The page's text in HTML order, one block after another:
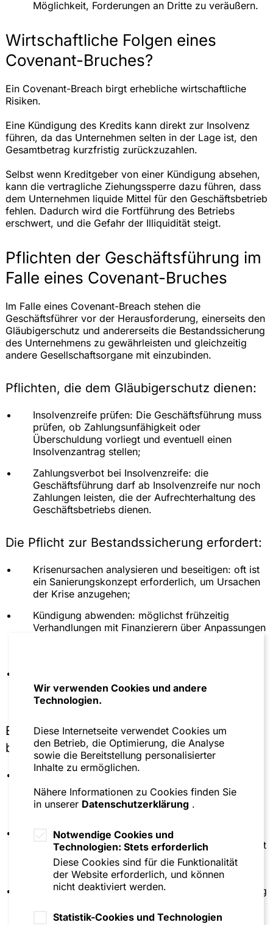
Wir verwenden Cookies und andere
Technologien.
Diese Internetseite verwendet Cookies um
den Betrieb, die Optimierung, die Analyse
sowie die Bereitstellung personalisierter
Inhalte zu ermöglichen.
Nähere Informationen zu Cookies finden Sie
in unserer Datenschutzerklärung .
Notwendige Cookies und
Technologien: Stets erforderlich
Diese Cookies sind für die Funktionalität
der Website erforderlich, und können
nicht deaktiviert werden.
Statistik-Cookies und Technologien
Möglichkeit, Forderungen an Dritte zu veräußern.
Wirtschaftliche Folgen eines
Covenant-Bruches?
Ein Covenant-Breach birgt erhebliche wirtschaftliche
Risiken.
Eine Kündigung des Kredits kann direkt zur Insolvenz
führen, da das Unternehmen selten in der Lage ist, den
Gesamtbetrag kurzfristig zurückzuzahlen.
Selbst wenn Kreditgeber von einer Kündigung absehen,
kann die vertragliche Ziehungssperre dazu führen, dass
dem Unternehmen liquide Mittel für den Geschäftsbetrieb
fehlen. Dadurch wird die Fortführung des Betriebs
erschwert, und die Gefahr der Illiquidität steigt.
Pflichten der Geschäftsführung im
Falle eines Covenant-Bruches
Im Falle eines Covenant-Breach stehen die
Geschäftsführer vor der Herausforderung, einerseits den
Gläubigerschutz und andererseits die Bestandssicherung
des Unternehmens zu gewährleisten und gleichzeitig
andere Gesellschaftsorgane mit einzubinden.
Pflichten, die dem Gläubigerschutz dienen:
Insolvenzreife prüfen: Die Geschäftsführung muss
prüfen, ob Zahlungsunfähigkeit oder
Überschuldung vorliegt und eventuell einen
Insolvenzantrag stellen;
Zahlungsverbot bei Insolvenzreife: die
Geschäftsführung darf ab Insolvenzreife nur noch
Zahlungen leisten, die der Aufrechterhaltung des
Geschäftsbetriebs dienen.
Die Pflicht zur Bestandssicherung erfordert:
Krisenursachen analysieren und beseitigen: oft ist
ein Sanierungskonzept erforderlich, um Ursachen
der Krise anzugehen;
Kündigung abwenden: möglichst frühzeitig
Verhandlungen mit Finanzierern über Anpassungen
Stillhaltevereinbarungen mit den Gläubigern
schließen und Überbrückungskredite aufnehmen.
Einbindung anderer Gesellschaftsorgane
bedeutet:
Berichtspflichten einhalten: Die Geschäftsführung
muss regelmäßig an Aufsichtsgremien berichten
und gegebenenfalls Gesellschafterversammlungen
einberufen;
bei Verlust der Hälfte des Stammkapitals bzw.
Grundkapitals müssen die Gesellschafter informiert
und eine Gesellschafterversammlung bzw.
Hauptversammlung einberufen werden;
Die Geschäftsführung der GmbH-Geschäftsführung
Gesellschafterversammlung